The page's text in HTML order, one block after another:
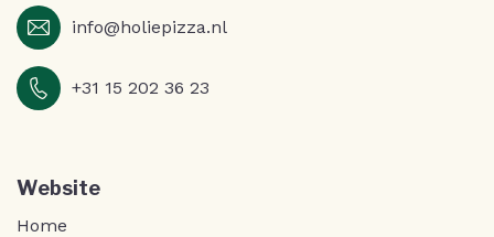
info@holiepizza.nl
+31 15 202 36 23
Website
Home